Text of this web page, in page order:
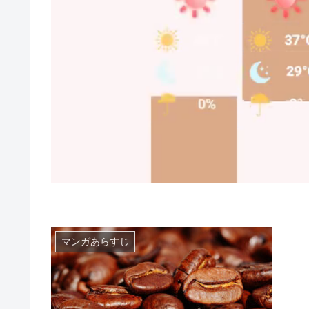
マンガあらすじ